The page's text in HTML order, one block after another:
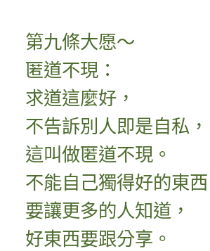
第九條大愿～
匿道不現：
求道這麼好，
不告訴別人即是自私，
這叫做匿道不現。
不能自己獨得好的東
要讓更多的人知道，
好東西要跟分享。